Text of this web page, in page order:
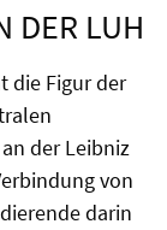
DER LUH
die Figur der
der Leibniz
von
darin